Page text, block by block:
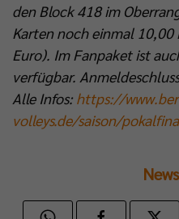
den Block 418 im
Karten noch einmal
Euro). Im Fanpaket ist
verfügbar.
Alle Infos: https://
volleys.de/saison/